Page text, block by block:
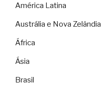
América Latina
Austrália e Nova Zelândia
África
Ásia
Brasil